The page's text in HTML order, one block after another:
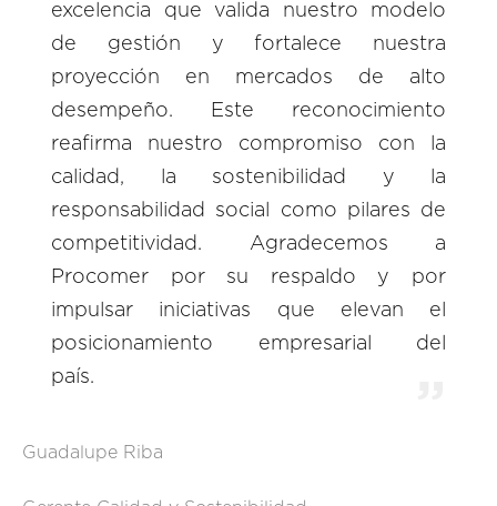
excelencia que valida nuestro modelo
de gestión y fortalece nuestra
proyección en mercados de alto
desempeño. Este reconocimiento
reafirma nuestro compromiso con la
calidad, la sostenibilidad y la
responsabilidad social como pilares de
competitividad. Agradecemos a
Procomer por su respaldo y por
impulsar iniciativas que elevan el
posicionamiento empresarial del
país.
Guadalupe Riba